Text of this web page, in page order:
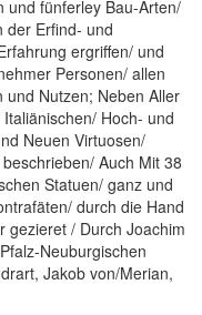
und fünferley Bau-Arten/
der Erfind- und
ergriffen/ und
Personen/ allen
und Nutzen; Neben Aller
Hoch- und
Neuen Virtuosen/
Auch Mit 38
Statuen/ ganz und
durch die Hand
gezieret / Durch Joachim
Neuburgischen
Jakob von/Merian,